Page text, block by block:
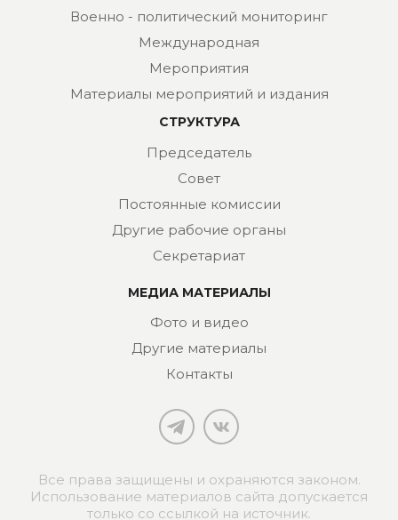
Военно - политический мониторинг
Международная
Мероприятия
Материалы мероприятий и издания
СТРУКТУРА
Председатель
Совет
Постоянные комиссии
Другие рабочие органы
Секретариат
МЕДИА МАТЕРИАЛЫ
Фото и видео
Другие материалы
Контакты
Все права защищены и охраняются законом.
Использование материалов сайта допускается
только со ссылкой на источник.